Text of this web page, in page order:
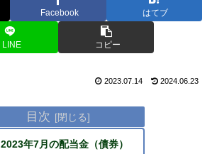
Facebook はてブ
LINE コピー
2023.07.14 2024.06.23
目次
2023年7月の配当金（債券）